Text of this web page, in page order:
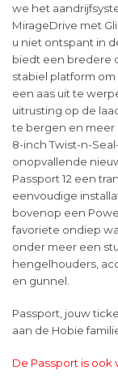
we het
MirageDrive met
u niet ontspant in
biedt een bredere
stabiel platform
een ​​aas uit te
uitrusting op de
te bergen en
8-inch Twist-n-
onopvallende
Passport 12 een
eenvoudige
bovenop een
favoriete ondiep
onder meer een
hengelhouders,
en gunnel.
Passport, jouw
aan de Hobie
De Passport is ook